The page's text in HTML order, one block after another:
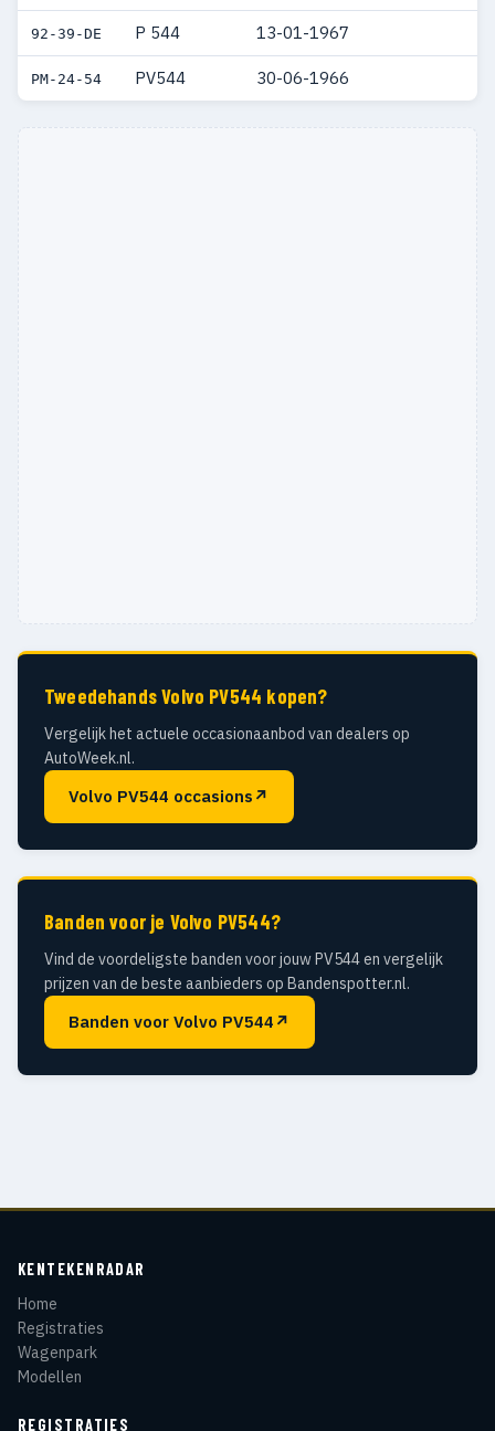
92-39-DE P 544 13-01-1967
PM-24-54 PV544 30-06-1966
Tweedehands Volvo PV544 kopen?
Vergelijk het actuele occasionaanbod van dealers op
AutoWeek.nl.
Volvo PV544 occasions ↗
Banden voor je Volvo PV544?
Vind de voordeligste banden voor jouw PV544 en vergelijk
prijzen van de beste aanbieders op Bandenspotter.nl.
Banden voor Volvo PV544 ↗
KENTEKENRADAR
Home
Registraties
Wagenpark
Modellen
REGISTRATIES